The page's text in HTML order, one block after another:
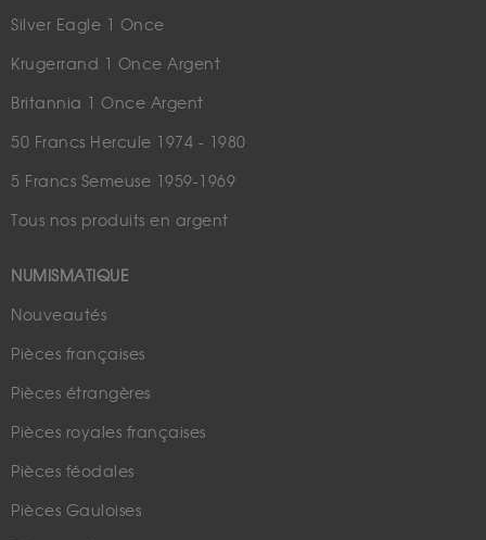
Silver Eagle 1 Once
Krugerrand 1 Once Argent
Britannia 1 Once Argent
50 Francs Hercule 1974 - 1980
5 Francs Semeuse 1959-1969
Tous nos produits en argent
NUMISMATIQUE
Nouveautés
Pièces françaises
Pièces étrangères
Pièces royales françaises
Pièces féodales
Pièces Gauloises